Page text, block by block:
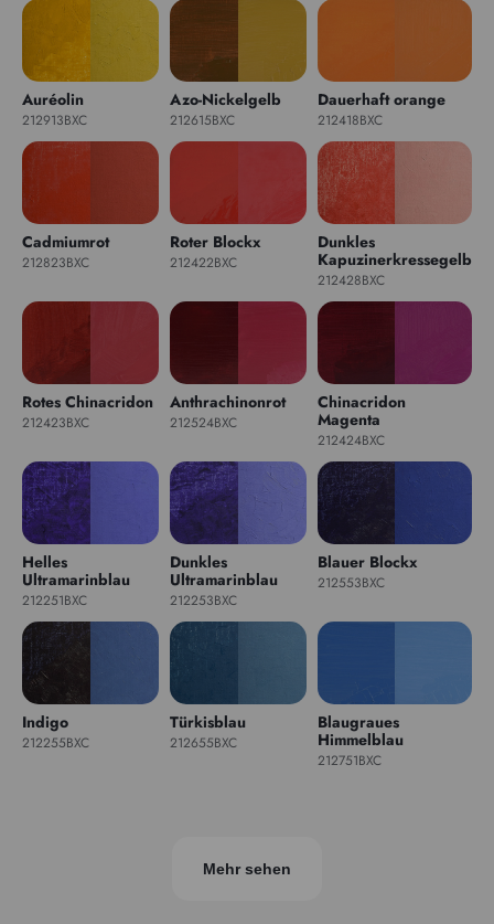
Auréolin
212913BXC
Azo-Nickelgelb
212615BXC
Dauerhaft orange
212418BXC
Cadmiumrot
212823BXC
Roter Blockx
212422BXC
Dunkles
Kapuzinerkressegelb
212428BXC
Rotes Chinacridon
212423BXC
Anthrachinonrot
212524BXC
Chinacridon
Magenta
212424BXC
Helles
Ultramarinblau
212251BXC
Dunkles
Ultramarinblau
212253BXC
Blauer Blockx
212553BXC
Indigo
212255BXC
Türkisblau
212655BXC
Blaugraues
Himmelblau
212751BXC
Mehr sehen